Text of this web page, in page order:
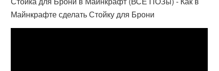
Майнкрафте сделать Стойку для Брони